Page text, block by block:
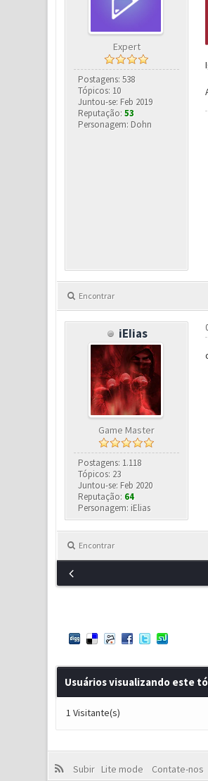
Expert
Postagens: 538
Tópicos: 10
Juntou-se: Feb 2019
Reputação:53
Personagem: Dohn
Encontrar
iEIias
Game Master
Postagens: 1.118
Tópicos: 23
Juntou-se: Feb 2020
Reputação: 64
Personagem: iElias
Encontrar
Usuários visualizando este
1 Visitante(s)
Subir Lite mode Contate-nos